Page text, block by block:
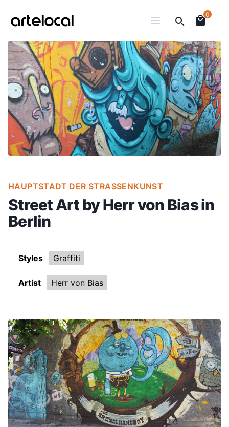
0
HAUPTSTADT DER STRASSENKUNST
Street Art by Herr von Bias in
Berlin
Styles Graffiti
Artist Herr von Bias